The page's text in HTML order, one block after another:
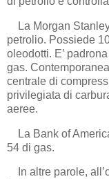
La Morgan
petrolio. Possiede
oleodotti. E’
gas.
centrale di
privilegiata di
aeree.
La Bank of
54 di gas.
In altre parole,